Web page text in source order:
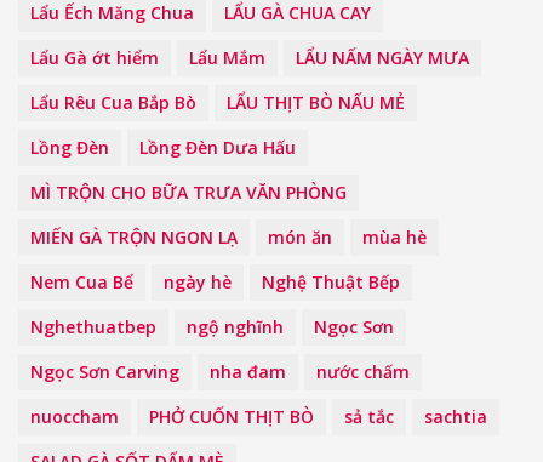
Lẩu Ếch Măng Chua
LẨU GÀ CHUA CAY
Lẩu Gà ớt hiểm
Lẩu Mắm
LẨU NẤM NGÀY MƯA
Lẩu Rêu Cua Bắp Bò
LẨU THỊT BÒ NẤU MẺ
Lồng Đèn
Lồng Đèn Dưa Hấu
MÌ TRỘN CHO BỮA TRƯA VĂN PHÒNG
MIẾN GÀ TRỘN NGON LẠ
món ăn
mùa hè
Nem Cua Bể
ngày hè
Nghệ Thuật Bếp
Nghethuatbep
ngộ nghĩnh
Ngọc Sơn
Ngọc Sơn Carving
nha đam
nước chấm
nuoccham
PHỞ CUỐN THỊT BÒ sả tắc
sachtia